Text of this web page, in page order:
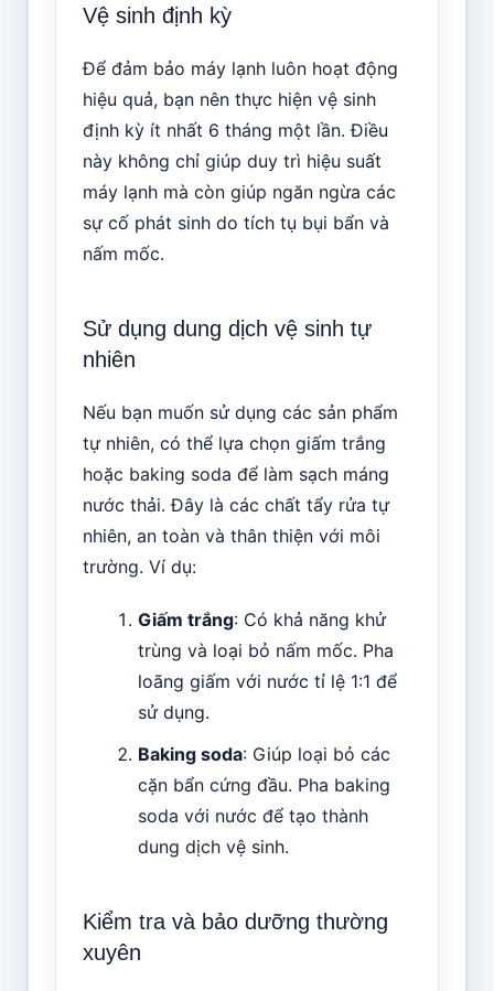
Vệ sinh định kỳ
Để đảm bảo máy lạnh luôn hoạt động
hiệu quả, bạn nên thực hiện vệ sinh
định kỳ ít nhất 6 tháng một lần. Điều
này không chỉ giúp duy trì hiệu suất
máy lạnh mà còn giúp ngăn ngừa các
sự cố phát sinh do tích tụ bụi bẩn và
nấm mốc.
Sử dụng dung dịch vệ sinh tự
nhiên
Nếu bạn muốn sử dụng các sản phẩm
tự nhiên, có thể lựa chọn giấm trắng
hoặc baking soda để làm sạch máng
nước thải. Đây là các chất tẩy rửa tự
nhiên, an toàn và thân thiện với môi
trường. Ví dụ:
Giấm trắng: Có khả năng khử
trùng và loại bỏ nấm mốc. Pha
loãng giấm với nước tỉ lệ 1:1 để
sử dụng.
Baking soda: Giúp loại bỏ các
cặn bẩn cứng đầu. Pha baking
soda với nước để tạo thành
dung dịch vệ sinh.
Kiểm tra và bảo dưỡng thường
xuyên